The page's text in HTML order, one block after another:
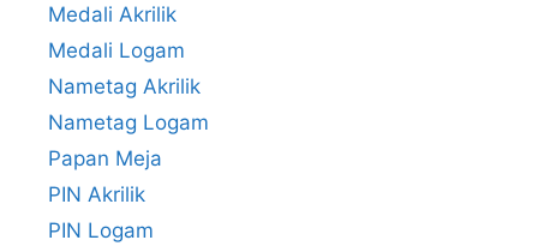
Medali Akrilik
Medali Logam
Nametag Akrilik
Nametag Logam
Papan Meja
PIN Akrilik
PIN Logam